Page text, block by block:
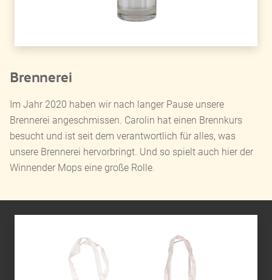
Brennerei
Im Jahr 2020 haben wir nach langer Pause unsere
Brennerei angeschmissen. Carolin hat einen Brennkurs
besucht und ist seit dem verantwortlich für alles, was
unsere Brennerei hervorbringt. Und so spielt auch hier der
Winnender Mops eine große Rolle.